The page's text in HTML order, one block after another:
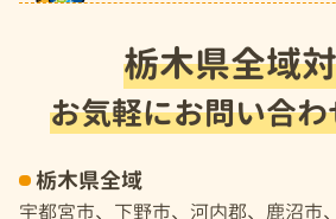
栃木県全域
お気軽にお問い合
栃木県全域
宇都宮市、下野市、河内郡、鹿沼市